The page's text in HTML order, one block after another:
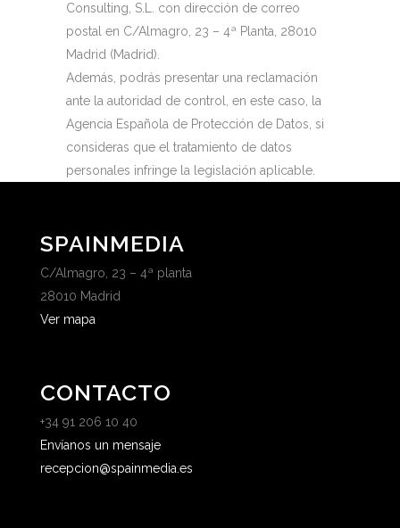
Consulting, S.L. con dirección de correo
postal en C/Almagro, 23 – 4ª Planta, 28010
Madrid (Madrid).
Además, podrás presentar una reclamación
ante la autoridad de control, en este caso, la
Agencia Española de Protección de Datos, si
consideras que el tratamiento de datos
personales infringe la legislación aplicable.
SPAINMEDIA
C/Almagro, 23 – 4ª planta
28010 Madrid
Ver mapa
CONTACTO
+34 91 206 10 40
Envíanos un mensaje
recepcion@spainmedia.es